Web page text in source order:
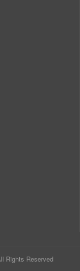
Rights Reserved